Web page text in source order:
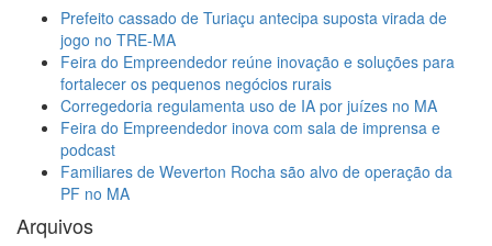
Prefeito cassado de Turiaçu antecipa suposta virada de
jogo no TRE-MA
Feira do Empreendedor reúne inovação e soluções para
fortalecer os pequenos negócios rurais
Corregedoria regulamenta uso de IA por juízes no MA
Feira do Empreendedor inova com sala de imprensa e
podcast
Familiares de Weverton Rocha são alvo de operação da
PF no MA
Arquivos